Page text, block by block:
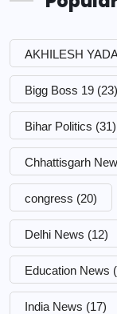
AKHILESH
Bigg Boss 19 (23)
Bihar Politics (31)
Chhattisgarh
congress (20)
Delhi News (12)
Education News
India News (17)